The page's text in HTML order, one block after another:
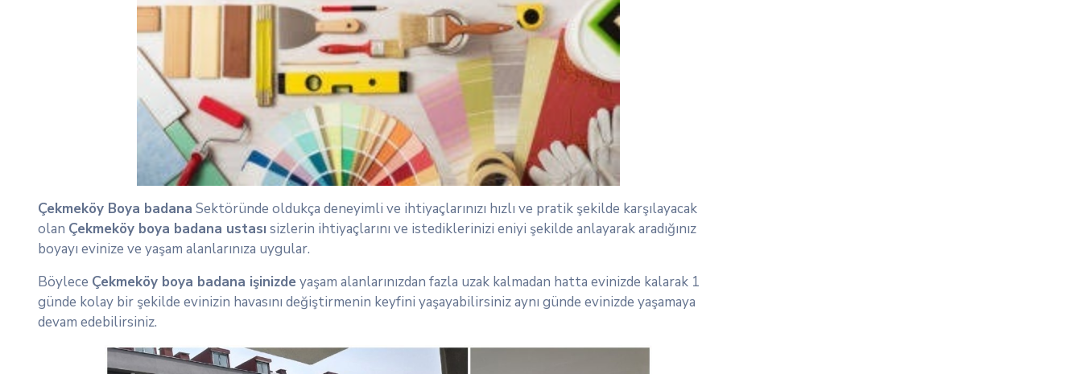
Çekmeköy Boya badana Sektöründe oldukça deneyimli ve ihtiyaçlarınızı hızlı ve pratik şekilde karşılayacak
olan Çekmeköy boya badana ustası sizlerin ihtiyaçlarını ve istediklerinizi eniyi şekilde anlayarak aradığınız
boyayı evinize ve yaşam alanlarınıza uygular.
Böylece Çekmeköy boya badana işinizde yaşam alanlarınızdan fazla uzak kalmadan hatta evinizde kalarak 1
günde kolay bir şekilde evinizin havasını değiştirmenin keyfini yaşayabilirsiniz aynı günde evinizde yaşamaya
devam edebilirsiniz.